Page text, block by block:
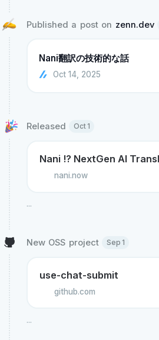
Published a post on zenn.dev
Nani翻訳の技術的な話
Oct 14, 2025
Released Oct 1
Nani !? NextGen AI
nani.now
...
New OSS project Sep 1
use-chat-submit
github.com
...